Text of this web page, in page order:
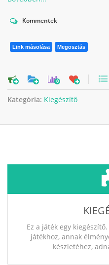
Kommentek
Link másolása Megosztás
0
Kategória: Kiegészítő
Ez a játék egy
játékhoz, annak
készletéhez,